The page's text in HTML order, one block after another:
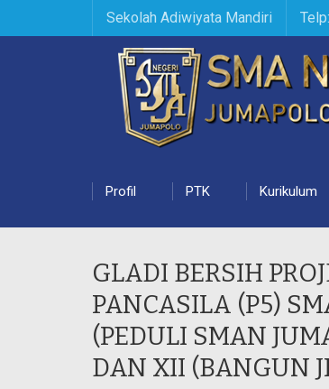
Sekolah Adiwiyata Mandiri
Profil PTK Kurikulum
GLADI BERSIH
PANCASILA (P5)
(PEDULI SMAN
DAN XII (BANGUN